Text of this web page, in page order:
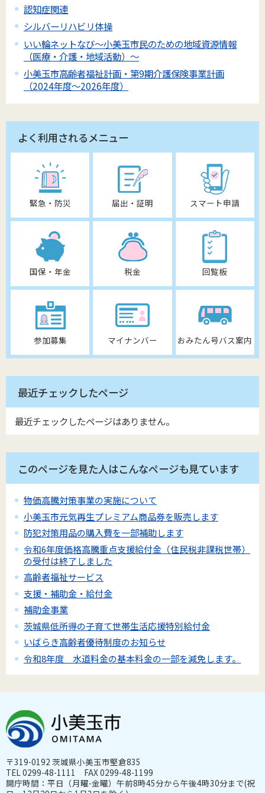
認知症関連
シルバーリハビリ体操
いい輪ネットなび～小美玉市民のための地域資源情報
（医療・介護・地域活動）～
小美玉市高齢者福祉計画・第9期介護保険事業計画
（2024年度～2026年度）
よく利用されるメニュー
緊急・防災 届出・証明 スマート申請
国保・年金 税金 回覧板
参加募集 マイナンバー おみたん号バス案内
最近チェックしたページ
最近チェックしたページはありません。
このページを見た人はこんなページも見ています
物価高騰対策事業の実施について
小美玉市元気再生プレミアム商品券を販売します
防犯対策用品の購入費を一部補助します
令和6年度価格高騰重点支援給付金（住民税非課税世帯）
の受付は終了しました
高齢者福祉サービス
支援・補助金・給付金
補助金事業
茨城県低所得の子育て世帯生活応援特別給付金
いばらき高齢者優待制度のお知らせ
令和8年度 水道料金の基本料金の一部を減免します。
〒319-0192 茨城県小美玉市堅倉835
TEL 0299-48-1111 FAX 0299-48-1199
開庁時間：平日（月曜-金曜）午前8時45分から午後4時30分まで(祝